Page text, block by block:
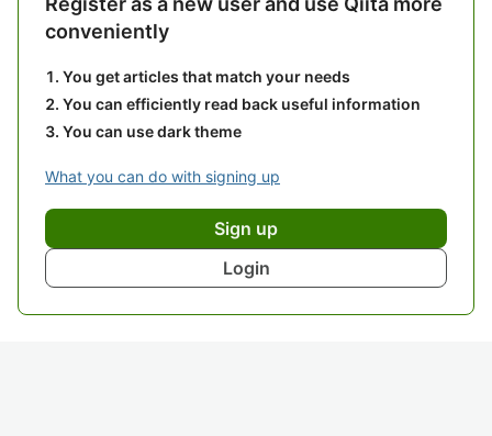
conveniently
You get articles that match your needs
You can efficiently read back useful information
You can use dark theme
What you can do with signing up
Sign up
Login